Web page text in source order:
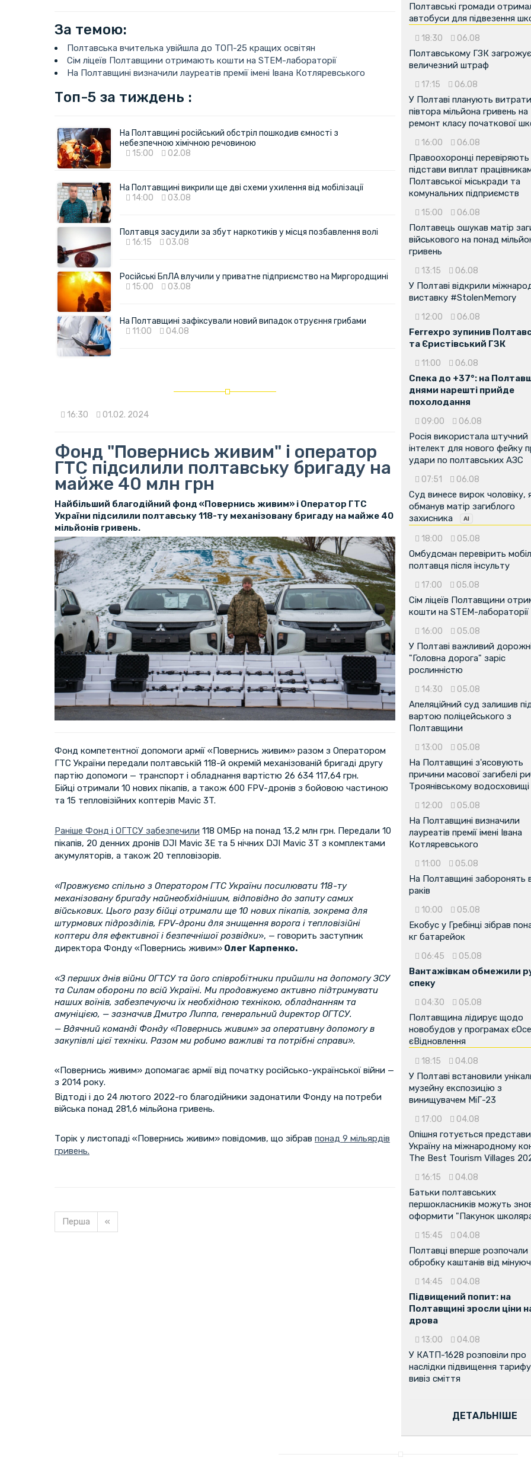
За темою:
Полтавська вчителька увійшла до ТОП-25 кращих освітян
Сім ліцеїв Полтавщини отримають кошти на STEM-лабораторії
На Полтавщині визначили лауреатів премії імені Івана Котляревського
Топ-5 за тиждень :
На Полтавщині російський обстріл пошкодив ємності з
небезпечною хімічною речовиною
15:00
02.08
На Полтавщині викрили ще дві схеми ухилення від мобілізації
14:00
03.08
Полтавця засудили за збут наркотиків у місця позбавлення волі
16:15
03.08
Російські БпЛА влучили у приватне підприємство на Миргородщині
15:00
03.08
На Полтавщині зафіксували новий випадок отруєння грибами
11:00
04.08
16:30 01.02. 2024
Фонд "Повернись живим" і оператор
ГТС підсилили полтавську бригаду на
майже 40 млн грн
Найбільший благодійний фонд «Повернись живим» і Оператор ГТС
України підсилили полтавську 118-ту механізовану бригаду на майже 40
мільйонів гривень.
Фонд компетентної допомоги армії «Повернись живим» разом з Оператором
ГТС України передали полтавській 118-й окремій механізованій бригаді другу
партію допомоги — транспорт і обладнання вартістю 26 634 117,64 грн.
Бійці отримали 10 нових пікапів, а також 600 FPV-дронів з бойовою частиною
та 15 тепловізійних коптерів Mavic 3T.
Раніше Фонд і ОГТСУ забезпечили 118 ОМБр на понад 13,2 млн грн. Передали 10
пікапів, 20 денних дронів DJI Mavic 3E та 5 нічних DJI Mavic 3T з комплектами
акумуляторів, а також 20 тепловізорів.
«Провжуємо спільно з Оператором ГТС України посилювати 118-ту
механізовану бригаду найнеобхіднішим, відповідно до запиту самих
військових. Цього разу бійці отримали ще 10 нових пікапів, зокрема для
штурмових підрозділів, FPV-дрони для знищення ворога і тепловізійні
коптери для ефективної і безпечнішої розвідки», — говорить заступник
директора Фонду «Повернись живим» Олег Карпенко.
«З перших днів війни ОГТСУ та його співробітники прийшли на допомогу ЗСУ
та Силам оборони по всій Україні. Ми продовжуємо активно підтримувати
наших воїнів, забезпечуючи їх необхідною технікою, обладнанням та
амуніцією, — зазначив Дмитро Липпа, генеральний директор ОГТСУ.
— Вдячний команді Фонду «Повернись живим» за оперативну допомогу в
закупівлі цієї техніки. Разом ми робимо важливі та потрібні справи».
«Повернись живим» допомагає армії від початку російсько-української війни —
з 2014 року.
Відтоді і до 24 лютого 2022-го благодійники задонатили Фонду на потреби
війська понад 281,6 мільйона гривень.
Торік у листопаді «Повернись живим» повідомив, що зібрав понад 9 мільярдів
гривень.
Перша «
Полтавські громади
автобуси для підвезення
18:30 06.08
Полтавському ГЗК загрожує
величезний штраф
17:15 06.08
У Полтаві планують
півтора мільйона гривень на
ремонт класу початкової
16:00 06.08
Правоохоронці перевіряють
підстави виплат
Полтавської міськради та
комунальних підприємств
15:00 06.08
Полтавець ошукав матір
військового на понад
гривень
13:15 06.08
У Полтаві відкрили
виставку #StolenMemory
12:00 06.08
Ferrexpo зупинив
та Єристівський ГЗК
11:00 06.08
Спека до +37°: на
днями нарешті прийде
похолодання
09:00 06.08
Росія використала штучний
інтелект для нового фейку
удари по полтавських АЗС
07:51 06.08
Суд винесе вирок чоловіку,
обманув матір загиблого
захисника
18:00 05.08
Омбудсман перевірить
полтавця після інсульту
17:00 05.08
Сім ліцеїв Полтавщини
кошти на STEM-лабораторії
16:00 05.08
У Полтаві важливий
"Головна дорога" заріс
рослинністю
14:30 05.08
Апеляційний суд залишив
вартою поліцейського з
Полтавщини
13:00 05.08
На Полтавщині з'ясовують
причини масової загибелі
Троянівському водосховищі
12:00 05.08
На Полтавщині визначили
лауреатів премії імені Івана
Котляревського
11:00 05.08
На Полтавщині заборонять
раків
10:00 05.08
Екобус у Гребінці зібрав
кг батарейок
06:45 05.08
Вантажівкам обмежили
спеку
04:30 05.08
Полтавщина лідирує щодо
новобудов у програмах
єВідновлення
18:15 04.08
У Полтаві встановили
музейну експозицію з
винищувачем МіГ-23
17:00 04.08
Опішня готується
Україну на міжнародному
The Best Tourism Villages
16:15 04.08
Батьки полтавських
першокласників можуть
оформити "Пакунок
15:45 04.08
Полтавці вперше розпочали
обробку каштанів від
14:45 04.08
Підвищений попит: на
Полтавщині зросли ціни
дрова
13:00 04.08
У КАТП-1628 розповіли про
наслідки підвищення
вивіз сміття
ДЕТАЛЬНІШЕ